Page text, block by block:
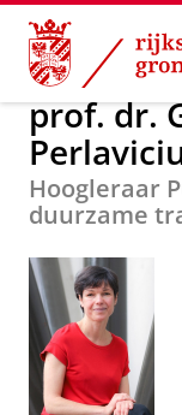
Skip
Content
Skip
Navigation
Over ons
prof. dr.
Hoogleraar
duurzame